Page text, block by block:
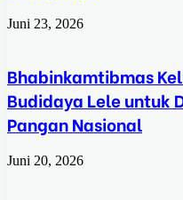
Juni 23, 2026
Bhabinkamtibmas
Budidaya Lele untuk
Pangan Nasional
Juni 20, 2026